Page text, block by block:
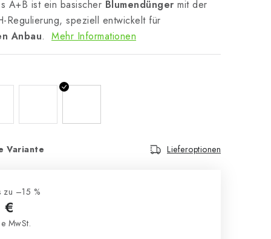
A+B ist ein basischer Blumendünger mit der
Regulierung, speziell entwickelt für
Anbau. Mehr Informationen
Variante Lieferoptionen
zu –15 %
MwSt.